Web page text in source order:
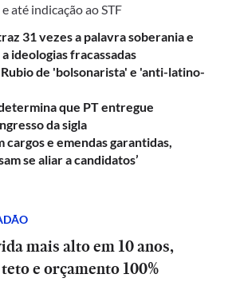
até indicação ao STF
31 vezes a palavra soberania e
ideologias fracassadas
de 'bolsonarista' e 'anti-latino-
que PT entregue
da sigla
cargos e emendas garantidas,
se aliar a candidatos’
mais alto em 10 anos,
e orçamento 100%